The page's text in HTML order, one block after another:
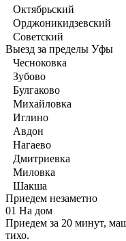
Октябрьский
Орджоникидзевский
Советский
Выезд за пределы Уфы
Чесноковка
Зубово
Булгаково
Михайловка
Иглино
Авдон
Нагаево
Дмитриевка
Миловка
Шакша
Приедем незаметно
01 На дом
Приедем за 20 минут,
тихо.